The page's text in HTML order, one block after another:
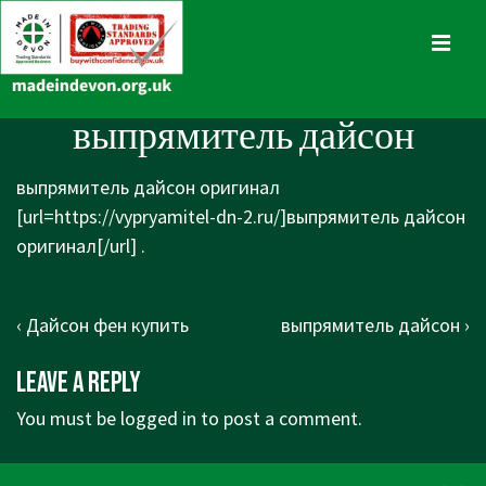
Skip
to
Main
Navigationвыпрямитель дайсон
выпрямитель дайсон оригинал
[url=https://vypryamitel-dn-2.ru/]выпрямитель дайсон
оригинал[/url] .
Post
Previous
is
‹ Дайсон фен купить
Next
выпрямитель дайсон ›
Leave a Reply
You must be logged in to post a comment.